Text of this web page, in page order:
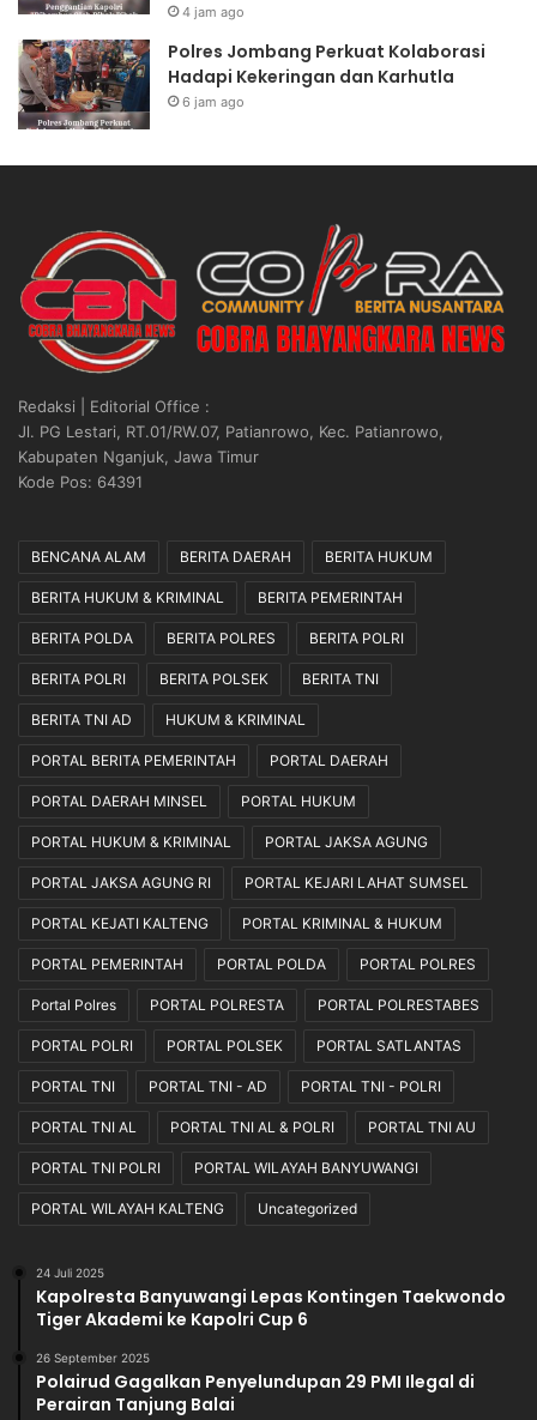
4 jam ago
Polres Jombang Perkuat Kolaborasi
Hadapi Kekeringan dan Karhutla
6 jam ago
Redaksi | Editorial Office :
Jl. PG Lestari, RT.01/RW.07, Patianrowo, Kec. Patianrowo,
Kabupaten Nganjuk, Jawa Timur
Kode Pos: 64391
BENCANA ALAM BERITA DAERAH BERITA HUKUM
BERITA HUKUM & KRIMINAL BERITA PEMERINTAH
BERITA POLDA BERITA POLRES BERITA POLRI
BERITA POLRI BERITA POLSEK BERITA TNI
BERITA TNI AD HUKUM & KRIMINAL
PORTAL BERITA PEMERINTAH PORTAL DAERAH
PORTAL DAERAH MINSEL PORTAL HUKUM
PORTAL HUKUM & KRIMINAL PORTAL JAKSA AGUNG
PORTAL JAKSA AGUNG RI PORTAL KEJARI LAHAT SUMSEL
PORTAL KEJATI KALTENG PORTAL KRIMINAL & HUKUM
PORTAL PEMERINTAH PORTAL POLDA PORTAL POLRES
Portal Polres PORTAL POLRESTA PORTAL POLRESTABES
PORTAL POLRI PORTAL POLSEK PORTAL SATLANTAS
PORTAL TNI PORTAL TNI - AD PORTAL TNI - POLRI
PORTAL TNI AL PORTAL TNI AL & POLRI PORTAL TNI AU
PORTAL TNI POLRI PORTAL WILAYAH BANYUWANGI
PORTAL WILAYAH KALTENG Uncategorized
24 Juli 2025
Kapolresta Banyuwangi Lepas Kontingen Taekwondo
Tiger Akademi ke Kapolri Cup 6
26 September 2025
Polairud Gagalkan Penyelundupan 29 PMI Ilegal di
Perairan Tanjung Balai